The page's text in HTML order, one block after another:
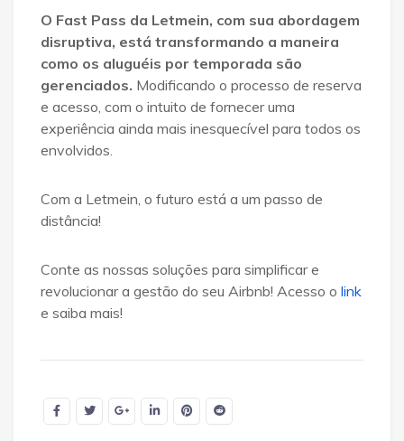
O Fast Pass da Letmein, com sua abordagem
disruptiva, está transformando a maneira
como os aluguéis por temporada são
gerenciados. Modificando o processo de reserva
e acesso, com o intuito de fornecer uma
experiência ainda mais inesquecível para todos os
envolvidos.
Com a Letmein, o futuro está a um passo de
distância!
Conte as nossas soluções para simplificar e
revolucionar a gestão do seu Airbnb! Acesso o link
e saiba mais!